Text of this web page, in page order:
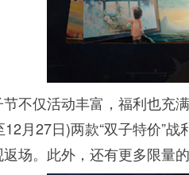
节不仅活动丰富，福利也充
12月27日)两款“双子特价”
场。此外，还有更多限量